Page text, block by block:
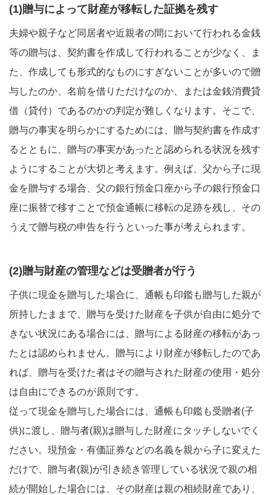
(1)贈与によって財産が移転した証拠を残す
夫婦や親子など同居者や近親者の間において行われる金銭
等の贈与は、契約書を作成して行われることが少なく、ま
た、作成しても形式的なものにすぎないことが多いので贈
与したのか、名前を借りただけなのか、または金銭消費貸
借（貸付）であるのかの判定が難しくなります。そこで、
贈与の事実を明らかにするためには、贈与契約書を作成す
るとともに、贈与の事実があったと認められる状況を残す
ようにすることが大切と考えます。例えば、父から子に現
金を贈与する場合、父の銀行預金口座から子の銀行預金口
座に振替で移すことで預金通帳に移転の足跡を残し、その
うえで贈与税の申告を行うといった事が考えられます。
(2)贈与財産の管理などは受贈者が行う
子供に現金を贈与した場合に、通帳も印鑑も贈与した親が
所持したままで、贈与を受けた財産を子供が自由に処分で
きない状況にある場合には、贈与による財産の移転があっ
たとは認められません。贈与により財産が移転したのであ
れば、贈与を受けた者はその贈与された財産の使用・処分
は自由にできるのが原則です。
従って現金を贈与した場合には、通帳も印鑑も受贈者(子
供)に渡し、贈与者(親)は贈与した財産にタッチしないでく
ださい。現預金・有価証券などの名義を親から子に変えた
だけで、贈与者(親)が引き続き管理している状況で親の相
続が開始した場合には、その財産は親の相続財産であり、